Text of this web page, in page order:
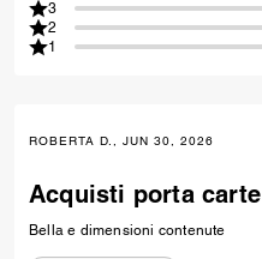
3
2
1
ROBERTA D., JUN 30, 2026
Acquisti porta carte
Bella e dimensioni contenute